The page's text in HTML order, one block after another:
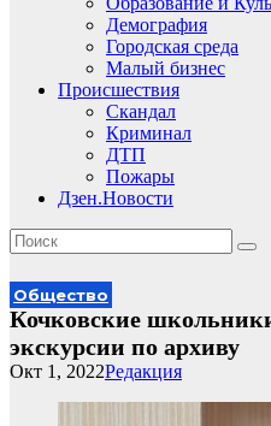
Демография
Городская среда
Малый бизнес
Происшествия
Скандал
Криминал
ДТП
Пожары
Дзен.Новости
Общество
Кочковские
экскурсии по архиву
Редакция
Окт 1, 2022